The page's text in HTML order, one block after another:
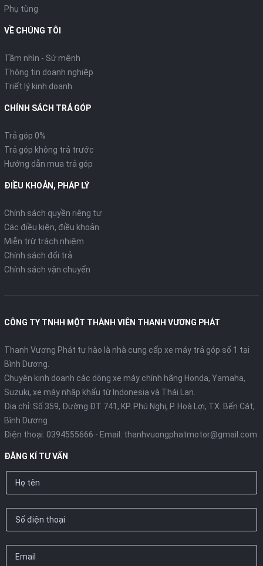
kỳ tiết kiệm
Công suất: Khoảng 11 mã lực và mô-men xoắn 10,8 Nm.
Tiêu thụ nhiên liệu: Một điểm cộng cực lớn khi xe chỉ tiêu tốn
khoảng1,9 lít/100km
là một ưu điểm không thể bỏ qua.
Vận hành:
Hệ thống bộ đề tích hợp ACG giúp xe khởi động cực
êm, không tiếng động, cùng tính năng Idling Stop (ngắt động
cơ tạm thời) giúp tiết kiệm xăng tối đa khi dừng đèn đỏ.
4. Trang bị tiện ích hiện đại
Phụ tùng
VỀ CHÚNG TÔI
Tầm nhìn - Sứ mệnh
Thông tin doanh nghiệp
Triết lý kinh doanh
CHÍNH SÁCH TRẢ GÓP
Trả góp 0%
Trả góp không trả trước
Hướng dẫn mua trả góp
ĐIỀU KHOẢN, PHÁP LÝ
Chính sách quyền riêng tư
Các điều kiện, điều khoản
Miễn trừ trách nhiệm
Chính sách đổi trả
Chính sách vận chuyển
CÔNG TY TNHH MỘT THÀNH VIÊN THANH VƯƠNG PHÁT
Thanh Vương Phát tự hào là nhà cung cấp xe máy trả góp số 1 tại
Bình Dương.
Chuyên kinh doanh các dòng xe máy chính hãng Honda, Yamaha,
Suzuki, xe máy nhập khẩu từ Indonesia và Thái Lan.
Địa chỉ: Số 359, Đường ĐT 741, KP. Phú Nghị, P. Hoà Lợi, TX. Bến Cát,
Bình Dương
Điện thoại: 0394555666 - Email: thanhvuongphatmotor@gmail.com
ĐĂNG KÍ TƯ VẤN